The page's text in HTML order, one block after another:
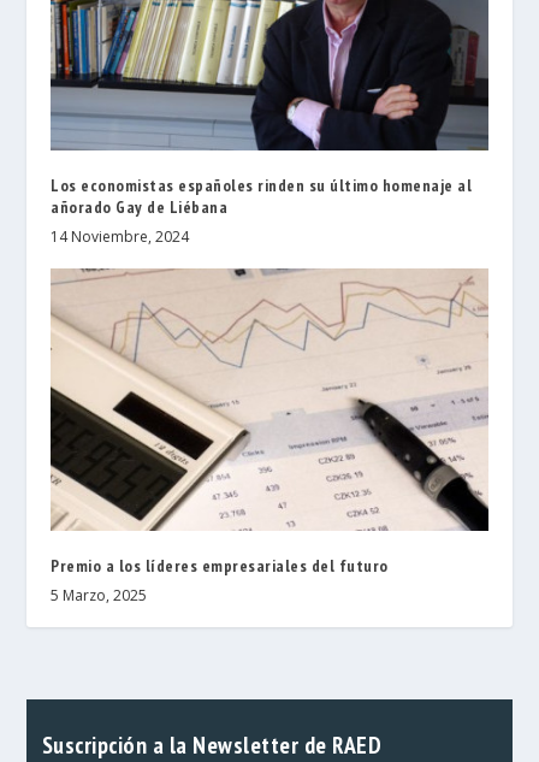
Los economistas españoles rinden su último homenaje al
añorado Gay de Liébana
14 Noviembre, 2024
Premio a los líderes empresariales del futuro
5 Marzo, 2025
Suscripción a la Newsletter de RAED